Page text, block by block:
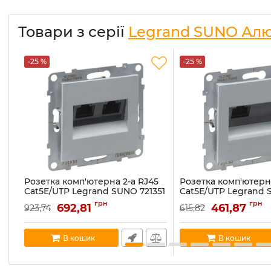
Товари з серії Legrand SUNO
-25 %
Розетка комп'ютерна 2-а RJ45
Cat5E/UTP Legrand SUNO 721351
Артикул: 721351
В наявності:5
923,74 692,81 грн
В кошик
-25 %
Розетка
Cat5E/UTP Legrand
721350 алюміній
Артикул:721350
В наявності:8
615,82 461,87 грн
В кошик